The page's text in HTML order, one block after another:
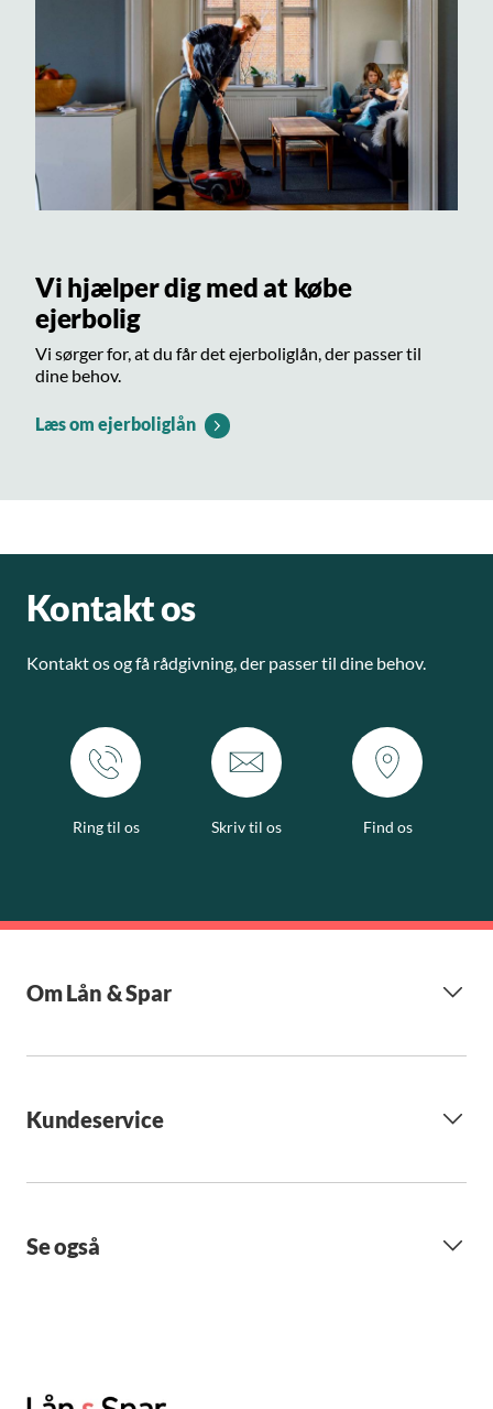
Vi hjælper dig med at købe
ejerbolig
Vi sørger for, at du får det ejerboliglån, der passer til
dine behov.
Læs om ejerboliglån
Kontakt os
Kontakt os og få rådgivning, der passer til dine behov.
Ring til os Skriv til os Find os
Om Lån & Spar
Kundeservice
Se også